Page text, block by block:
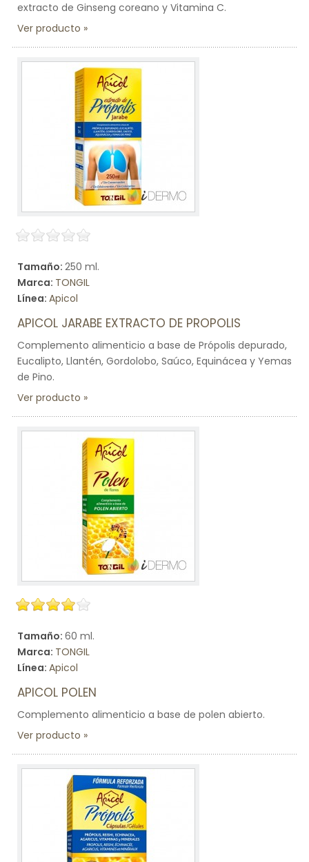
extracto de Ginseng coreano y Vitamina C.
Ver producto
Tamaño: 250 ml.
Marca: TONGIL
Línea: Apicol
APICOL JARABE EXTRACTO DE PROPOLIS
Complemento alimenticio a base de Própolis depurado,
Eucalipto, Llantén, Gordolobo, Saúco, Equinácea y Yemas
de Pino.
Ver producto
Tamaño: 60 ml.
Marca: TONGIL
Línea: Apicol
APICOL POLEN
Complemento alimenticio a base de polen abierto.
Ver producto